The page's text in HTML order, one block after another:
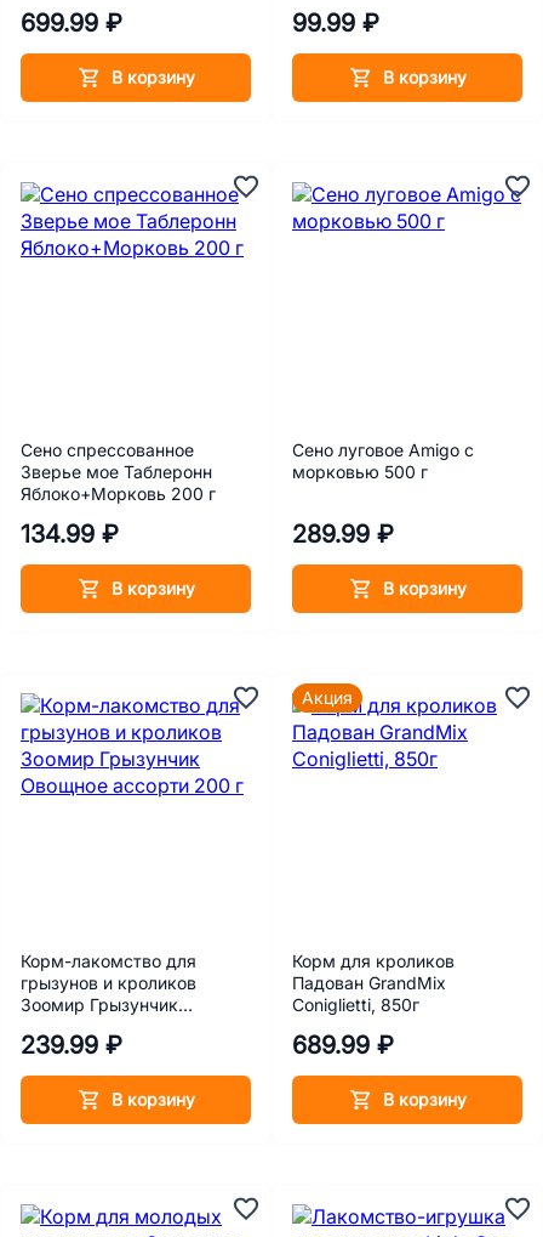
699.99 ₽
В корзину
99.99 ₽
В корзину
Сено спрессованное
Зверье мое Таблеронн
Яблоко+Морковь 200 г
134.99 ₽
В корзину
Сено луговое Amigo с
морковью 500 г
289.99 ₽
В корзину
Корм-лакомство для
грызунов и кроликов
Зоомир Грызунчик
239.99 ₽
В корзину
Корм для кроликов
Падован GrandMix
Coniglietti, 850г
689.99 ₽
В корзину
Акция